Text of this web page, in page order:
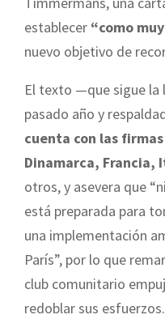
establecer “como
nuevo objetivo de
El texto —que sigue la
pasado año y
cuenta con las
Dinamarca, Francia,
otros, y asevera que
está preparada para
una implementación
París”, por lo que
club comunitario
redoblar sus esfuerzos.